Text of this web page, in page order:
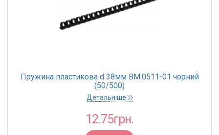
Пружина пластикова d 38мм BM.0511-01 чорний
(50/500)
Детальніше
12.75грн.